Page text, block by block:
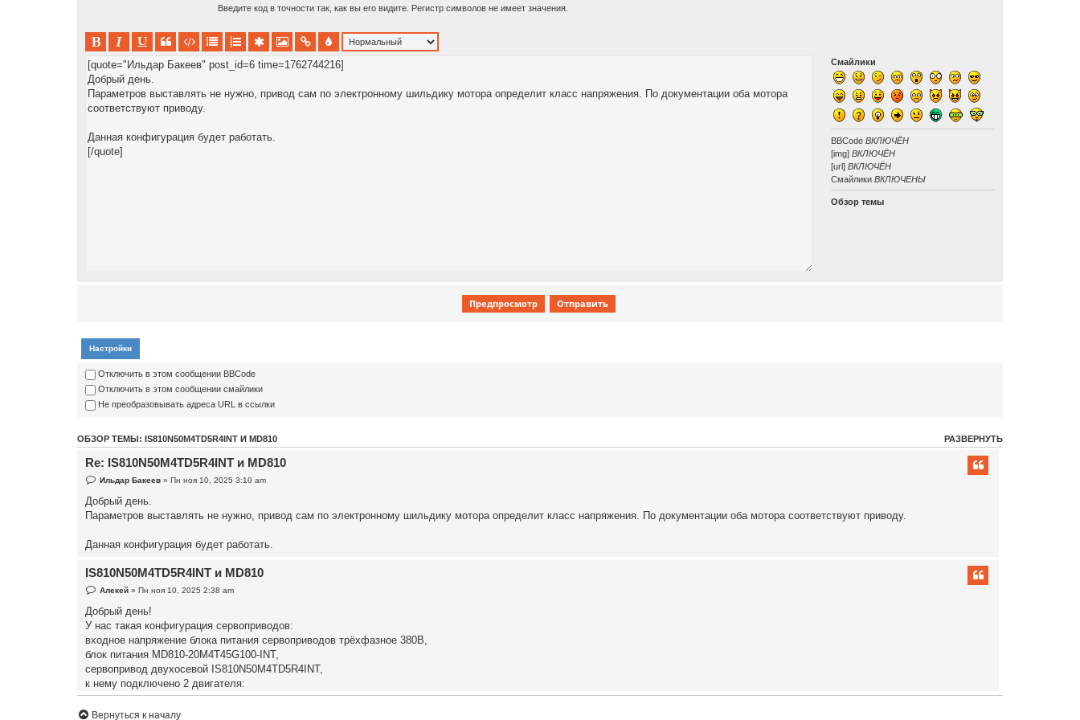
Введите код в точности так, как вы его видите. Регистр символов не имеет значения.
Смайлики
BBCode ВКЛЮЧЁН
[img]ВКЛЮЧЁН
[url]ВКЛЮЧЁН
СмайликиВКЛЮЧЕНЫ
Обзор темы
Настройки
Отключить в этом сообщении BBCode
Отключить в этом сообщении смайлики
Не преобразовывать адреса URL в ссылки
РАЗВЕРНУТЬ
ОБЗОР ТЕМЫ: IS810N50M4TD5R4INT И MD810
Re: IS810N50M4TD5R4INT и MD810
Ильдар Бакеев » Пн ноя 10, 2025 3:10 am
Добрый день.
Параметров выставлять не нужно, привод сам по электронному шильдику мотора определит класс напряжения. По документации оба мотора соответствуют приводу.
Данная конфигурация будет работать.
IS810N50M4TD5R4INT и MD810
Алекей » Пн ноя 10, 2025 2:38 am
Добрый день!
У нас такая конфигурация сервоприводов:
входное напряжение блока питания сервоприводов трёхфазное 380В,
блок питания MD810-20M4T45G100-INT,
сервопривод двухосевой IS810N50M4TD5R4INT,
к нему подключено 2 двигателя:
1 ось- двигатель MS1H3-13C15CD-A334R-INT на 380В,
2 ось - двигатель MS1H1-40B30CB-A331R-INT на 220В,
Вернуться к началу